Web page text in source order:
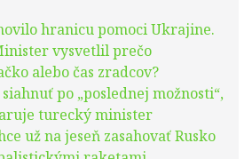
hranicu pomoci Ukrajine.
vysvetlil prečo
alebo čas zradcov?
po „poslednej možnosti“,
turecký minister
už na jeseň zasahovať Rusko